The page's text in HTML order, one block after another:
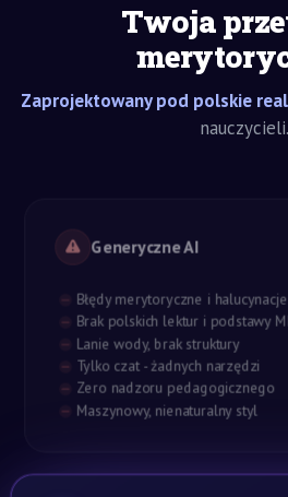
Twoja
Zaprojektowany pod polskie
nauczycieli.
Generyczne AI
Błędy merytoryczne i halucynacje
Brak polskich lektur i podstawy
Lanie wody, brak struktury
Tylko czat - żadnych narzędzi
Zero nadzoru pedagogicznego
Maszynowy, nienaturalny styl